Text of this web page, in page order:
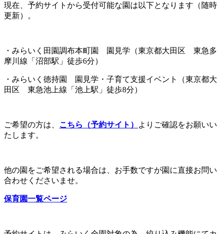
現在、予約サイトから受付可能な園は以下となります（随時
更新）。
・みらいく田園調布本町園 園見学 （東京都大田区 東急多
摩川線「沼部駅」徒歩6分）
・みらいく徳持園 園見学・子育て支援イベント
（東京都大
田区 東急池上線「池上駅」徒歩8分）
ご希望の方は、 こちら（予約サイト）
よりご確認をお願いい
たします。
他の園をご希望される場合は、お手数ですが園に直接お問い
合わせくださいませ。
保育園一覧ページ